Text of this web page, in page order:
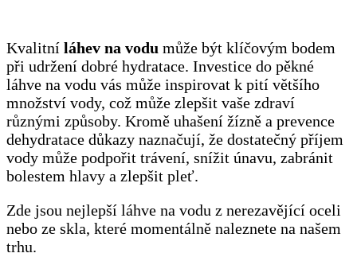
Kvalitní láhev na vodu může být klíčovým bodem
při udržení dobré hydratace. Investice do pěkné
láhve na vodu vás může inspirovat k pití většího
množství vody, což může zlepšit vaše zdraví
různými způsoby. Kromě uhašení žízně a prevence
dehydratace důkazy naznačují, že dostatečný příjem
vody může podpořit trávení, snížit únavu, zabránit
bolestem hlavy a zlepšit pleť.
Zde jsou nejlepší láhve na vodu z nerezavějící oceli
nebo ze skla, které momentálně naleznete na našem
trhu.